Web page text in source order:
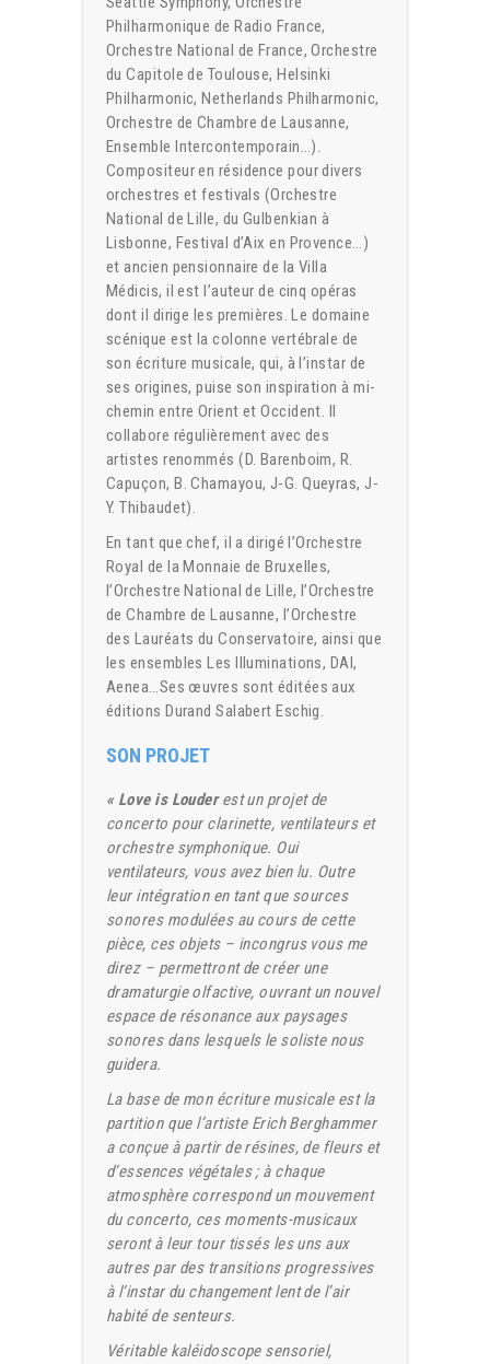
Philharmonique de Radio France,
Orchestre National de France, Orchestre
du Capitole de Toulouse, Helsinki
Philharmonic, Netherlands Philharmonic,
Orchestre de Chambre de Lausanne,
Ensemble Intercontemporain…).
Compositeur en résidence pour divers
orchestres et festivals (Orchestre
National de Lille, du Gulbenkian à
Lisbonne, Festival d’Aix en Provence…)
et ancien pensionnaire de la Villa
Médicis, il est l’auteur de cinq opéras
dont il dirige les premières. Le domaine
scénique est la colonne vertébrale de
son écriture musicale, qui, à l’instar de
ses origines, puise son inspiration à mi-
chemin entre Orient et Occident. Il
collabore régulièrement avec des
artistes renommés (D. Barenboim, R.
Capuçon, B. Chamayou, J-G. Queyras, J-
Y. Thibaudet).
En tant que chef, il a dirigé l’Orchestre
Royal de la Monnaie de Bruxelles,
l’Orchestre National de Lille, l’Orchestre
de Chambre de Lausanne, l’Orchestre
des Lauréats du Conservatoire, ainsi que
les ensembles Les Illuminations, DAI,
Aenea…Ses œuvres sont éditées aux
éditions Durand Salabert Eschig.
SON PROJET
« Love is Louderest un projet de
concerto pour clarinette, ventilateurs et
orchestre symphonique. Oui
ventilateurs, vous avez bien lu. Outre
leur intégration en tant que sources
sonores modulées au cours de cette
pièce, ces objets – incongrus vous me
direz – permettront de créer une
dramaturgie olfactive, ouvrant un nouvel
espace de résonance aux paysages
sonores dans lesquels le soliste nous
guidera.
La base de mon écriture musicale est la
partition que l’artiste Erich Berghammer
a conçue à partir de résines, de fleurs et
d’essences végétales ; à chaque
atmosphère correspond un mouvement
du concerto, ces moments-musicaux
seront à leur tour tissés les uns aux
autres par des transitions progressives
à l’instar du changement lent de l’air
habité de senteurs.
Véritable kaléidoscope sensoriel,